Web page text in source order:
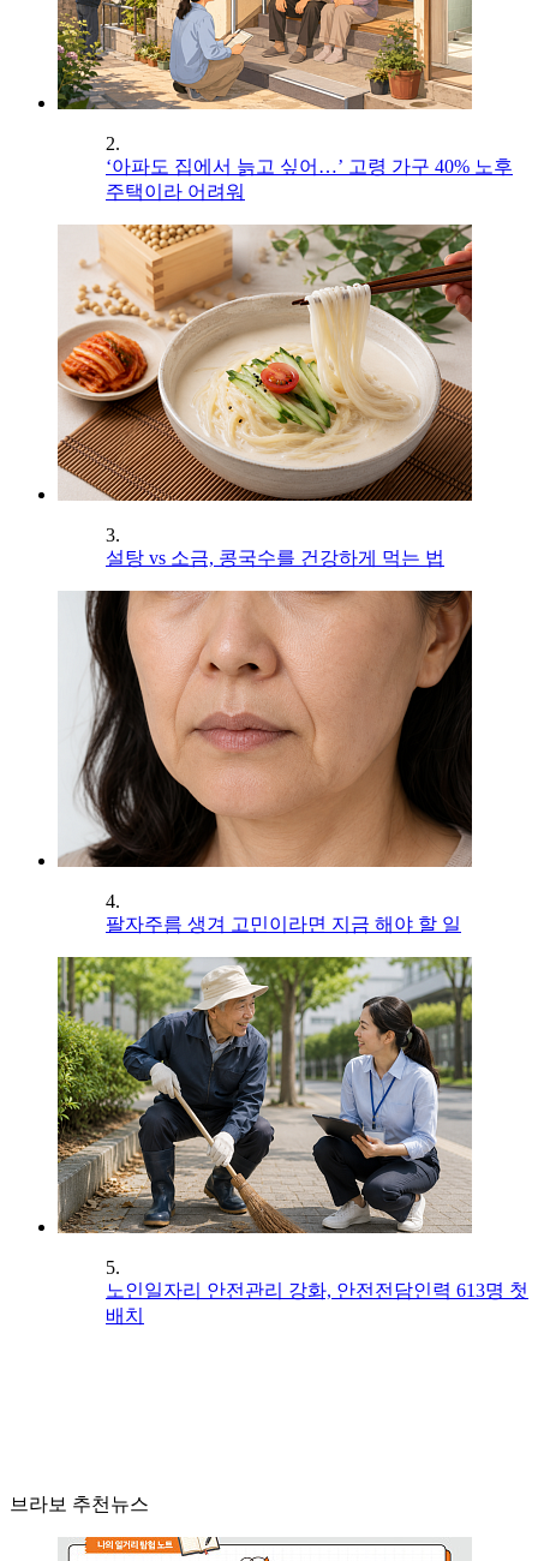
2.
‘아파도 집에서 늙고 싶어…’ 고령 가구 40% 노후
주택이라 어려워
3.
설탕 vs 소금, 콩국수를 건강하게 먹는 법
4.
팔자주름 생겨 고민이라면 지금 해야 할 일
5.
노인일자리 안전관리 강화, 안전전담인력 613명 첫
배치
브라보 추천뉴스